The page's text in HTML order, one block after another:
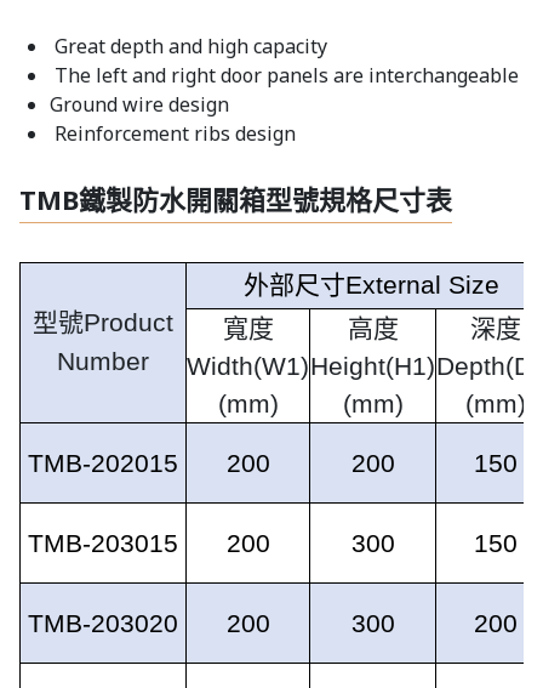
Great depth and high capacity
The left and right door panels are interchangeable
Ground wire design
Reinforcement ribs design
TMB鐵製防水開關箱型號規格尺寸表
型號Product
Number
外部尺寸External Size
寬度
Width(W1)
(mm)
高度
Height(H1)
(mm)
深度
(mm)
TMB-202015 200 200 150
TMB-203015 200 300 150
TMB-203020 200 300 200